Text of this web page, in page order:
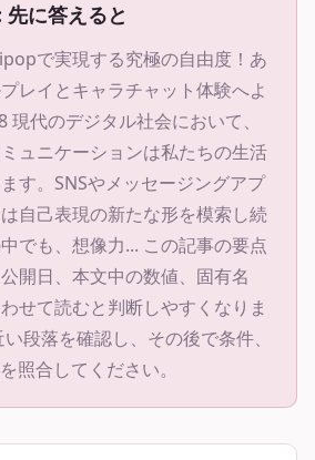
に答えると
で実現する究極の自由度！あ
レイとキャラチャット体験へよ
現代のデジタル社会において、
ュニケーションは私たちの生活
す。SNSやメッセージングアプ
自己表現の新たな形を模索し続
でも、想像力... この記事の要点
開日、本文中の数値、固有名
せて読むと判断しやすくなりま
段落を確認し、その後で条件、
照合してください。